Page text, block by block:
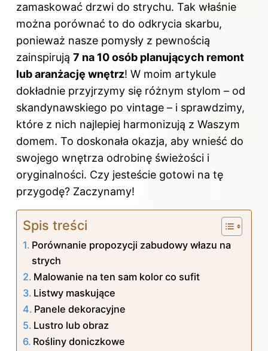
zamaskować drzwi do strychu. Tak właśnie
można porównać to do odkrycia skarbu,
ponieważ nasze pomysły z pewnością
zainspirują 7 na 10 osób planujących remont
lub aranżację wnętrz! W moim artykule
dokładnie przyjrzymy się różnym stylom – od
skandynawskiego po vintage – i sprawdzimy,
które z nich najlepiej harmonizują z Waszym
domem. To doskonała okazja, aby wnieść do
swojego wnętrza odrobinę świeżości i
oryginalności. Czy jesteście gotowi na tę
przygodę? Zaczynamy!
Spis treści
Porównanie propozycji zabudowy włazu na
strych
Malowanie na ten sam kolor co sufit
Listwy maskujące
Panele dekoracyjne
Lustro lub obraz
Rośliny doniczkowe